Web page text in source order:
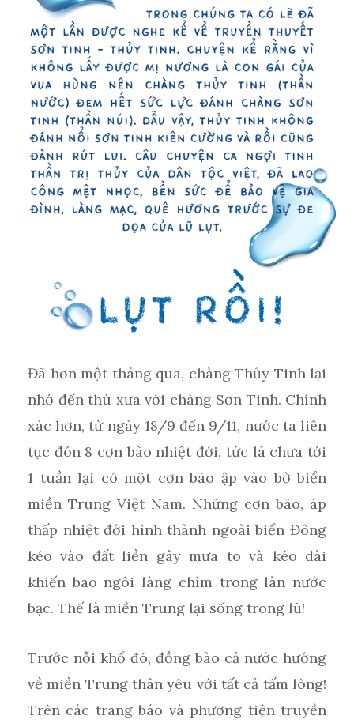
Đã hơn một tháng qua, chàng Thủy Tinh lại
nhớ đến thù xưa với chàng Sơn Tinh. Chính
xác hơn, từ ngày 18/9 đến 9/11, nước ta liên
tục đón 8 cơn bão nhiệt đới, tức là chưa tới
1 tuần lại có một cơn bão ập vào bờ biển
miền Trung Việt Nam. Những cơn bão, áp
thấp nhiệt đới hình thành ngoài biển Đông
kéo vào đất liền gây mưa to và kéo dài
khiến bao ngôi làng chìm trong làn nước
bạc. Thế là miền Trung lại sống trong lũ!
Trước nỗi khổ đó, đồng bào cả nước hướng
về miền Trung thân yêu với tất cả tấm lòng!
Trên các trang báo và phương tiện truyền